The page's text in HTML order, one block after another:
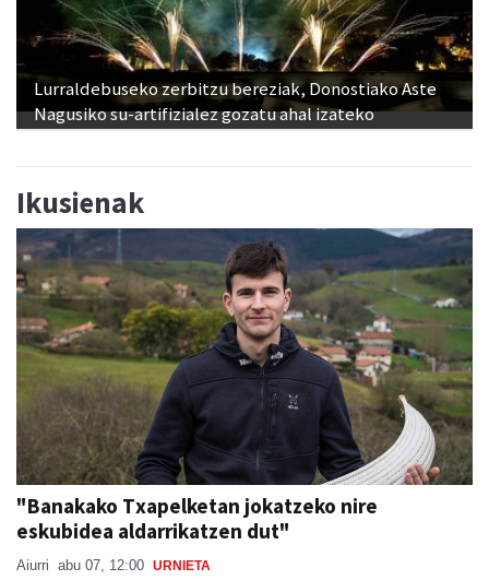
Lurraldebuseko zerbitzu bereziak, Donostiako Aste
Nagusiko su-artifizialez gozatu ahal izateko
Ikusienak
"Banakako Txapelketan jokatzeko nire
eskubidea aldarrikatzen dut"
Aiurri abu 07, 12:00 URNIETA